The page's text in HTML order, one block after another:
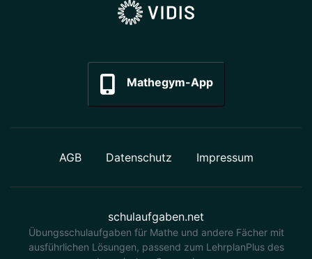
Mathegym-App
AGB Datenschutz Impressum
schulaufgaben.net
Übungsschulaufgaben für Mathe und andere Fächer mit
ausführlichen Lösungen, passend zum LehrplanPlus des